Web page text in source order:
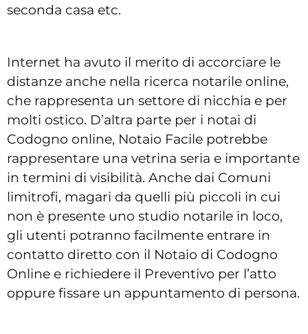
seconda casa etc.
Internet ha avuto il merito di accorciare le
distanze anche nella ricerca notarile online,
che rappresenta un settore di nicchia e per
molti ostico. D’altra parte per i notai di
Codogno online, Notaio Facile potrebbe
rappresentare una vetrina seria e importante
in termini di visibilità. Anche dai Comuni
limitrofi, magari da quelli più piccoli in cui
non è presente uno studio notarile in loco,
gli utenti potranno facilmente entrare in
contatto diretto con il Notaio di Codogno
Online e richiedere il Preventivo per l’atto
oppure fissare un appuntamento di persona.